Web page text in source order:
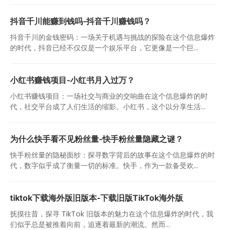
抖音千川能赚到钱吗-抖音千川赚钱吗？
抖音千川的金钱密码：一场关于机遇与挑战的探险在这个信息爆炸
的时代，抖音已经不仅仅是一个娱乐平台，它更像是一个巨...
小红书赚钱项目-小红书月入过万？
小红书赚钱项目：一场社交与商业的交响曲在这个信息爆炸的时
代，社交平台成了人们生活的缩影。小红书，这个以分享生活...
为什么快手看不见粉丝量-快手粉丝量隐藏之谜？
快手粉丝量的隐秘面纱：探寻数字背后的故事在这个信息爆炸的时
代，数字似乎成了衡量一切的标准。快手，作为一款备受欢...
tiktok下载海外版旧版本-下载旧版TikTok海外版
抚摸往昔，探寻 TikTok 旧版本的魅力在这个信息爆炸的时代，我
们似乎总是被推着向前，追逐着最新的潮流。然而...